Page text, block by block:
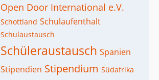
Open Door International e.V.
Schottland Schulaufenthalt
Schulaustausch
Schüleraustausch Spanien
Stipendien Stipendium Südafrika